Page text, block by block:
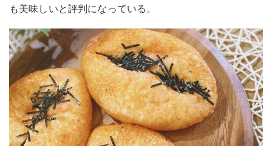
も美味しいと評判になっている。